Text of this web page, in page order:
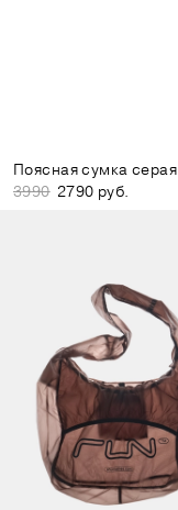
Поясная сумка серая
3990 2790 руб.